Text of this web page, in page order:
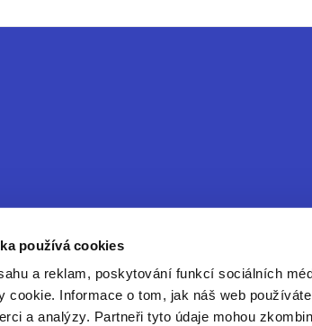
používá cookies
a reklam, poskytování funkcí sociálních
cookie. Informace o tom, jak náš web
a analýzy. Partneři tyto údaje mohou
republice